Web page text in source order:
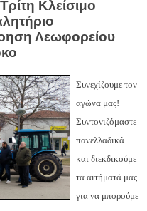
Κλείσιμο
Λεωφορείου
Συνεχίζουμε τον
αγώνα μας!
Συντονιζόμαστε
πανελλαδικά
και διεκδικούμε
τα αιτήματά μας
για να μπορούμε